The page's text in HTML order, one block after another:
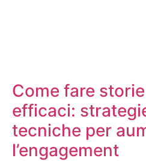
Come fare
efficaci:
tecniche per
l’engagement